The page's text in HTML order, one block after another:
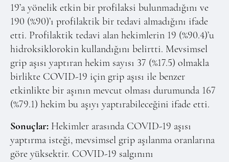
19’a yönelik etkin bir profilaksi bulunmadığını ve
190 (%90)’ı profilaktik bir tedavi almadığını ifade
etti. Profilaktik tedavi alan hekimlerin 19 (%90.4)’u
hidroksiklorokin kullandığını belirtti. Mevsimsel
grip aşısı yaptıran hekim sayısı 37 (%17.5) olmakla
birlikte COVID-19 için grip aşısı ile benzer
etkinlikte bir aşının mevcut olması durumunda 167
(%79.1) hekim bu aşıyı yaptırabileceğini ifade etti.
Sonuçlar: Hekimler arasında COVID-19 aşısı
yaptırma isteği, mevsimsel grip aşılanma oranlarına
göre yüksektir. COVID-19 salgınını